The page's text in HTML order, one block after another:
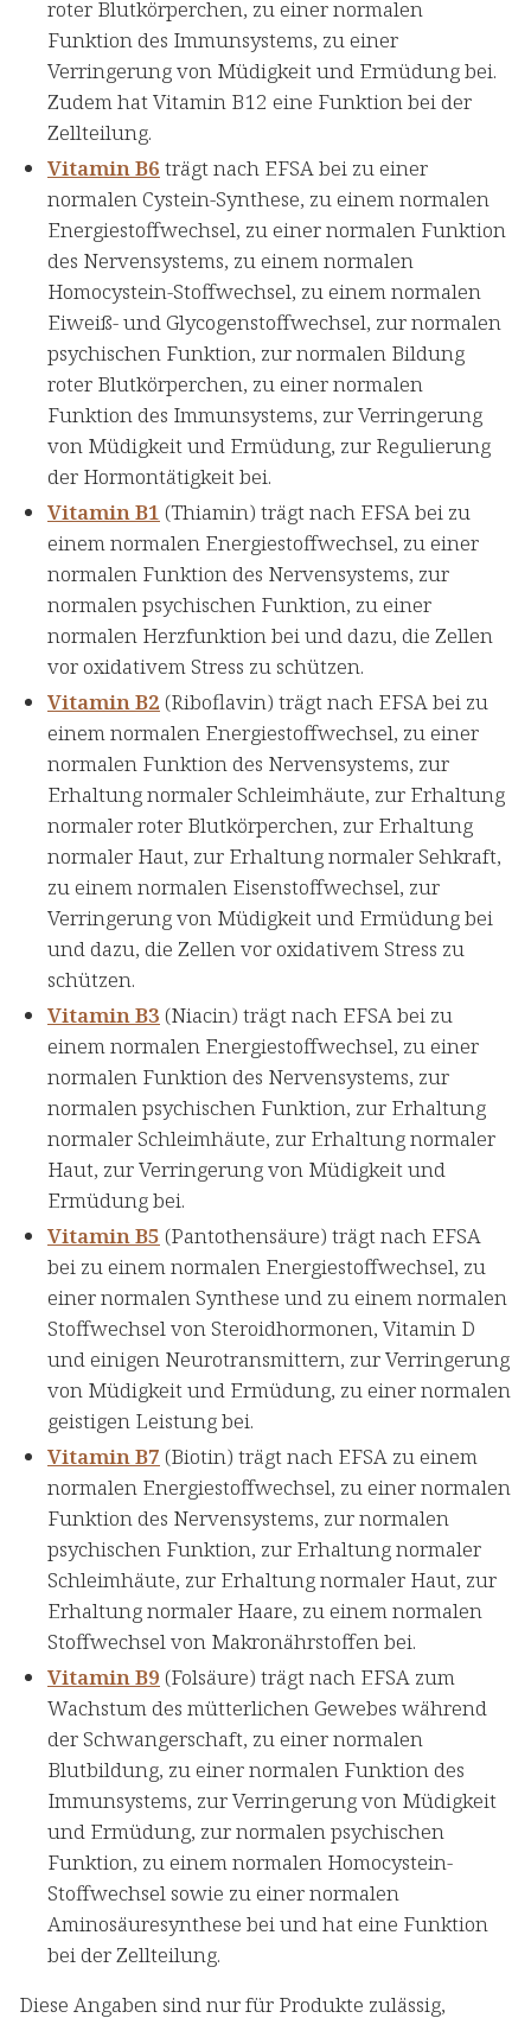
roter Blutkörperchen, zu einer normalen
Funktion des Immunsystems, zu einer
Verringerung von Müdigkeit und Ermüdung bei.
Zudem hat Vitamin B12 eine Funktion bei der
Zellteilung.
Vitamin B6 trägt nach EFSA bei zu einer
normalen Cystein-Synthese, zu einem normalen
Energiestoffwechsel, zu einer normalen Funktion
des Nervensystems, zu einem normalen
Homocystein-Stoffwechsel, zu einem normalen
Eiweiß- und Glycogenstoffwechsel, zur normalen
psychischen Funktion, zur normalen Bildung
roter Blutkörperchen, zu einer normalen
Funktion des Immunsystems, zur Verringerung
von Müdigkeit und Ermüdung, zur Regulierung
der Hormontätigkeit bei.
Vitamin B1 (Thiamin) trägt nach EFSA bei zu
einem normalen Energiestoffwechsel, zu einer
normalen Funktion des Nervensystems, zur
normalen psychischen Funktion, zu einer
normalen Herzfunktion bei und dazu, die Zellen
vor oxidativem Stress zu schützen.
Vitamin B2 (Riboflavin) trägt nach EFSA bei zu
einem normalen Energiestoffwechsel, zu einer
normalen Funktion des Nervensystems, zur
Erhaltung normaler Schleimhäute, zur Erhaltung
normaler roter Blutkörperchen, zur Erhaltung
normaler Haut, zur Erhaltung normaler Sehkraft,
zu einem normalen Eisenstoffwechsel, zur
Verringerung von Müdigkeit und Ermüdung bei
und dazu, die Zellen vor oxidativem Stress zu
schützen.
Vitamin B3 (Niacin) trägt nach EFSA bei zu
einem normalen Energiestoffwechsel, zu einer
normalen Funktion des Nervensystems, zur
normalen psychischen Funktion, zur Erhaltung
normaler Schleimhäute, zur Erhaltung normaler
Haut, zur Verringerung von Müdigkeit und
Ermüdung bei.
Vitamin B5 (Pantothensäure) trägt nach EFSA
bei zu einem normalen Energiestoffwechsel, zu
einer normalen Synthese und zu einem normalen
Stoffwechsel von Steroidhormonen, Vitamin D
und einigen Neurotransmittern, zur Verringerung
von Müdigkeit und Ermüdung, zu einer normalen
geistigen Leistung bei.
Vitamin B7 (Biotin) trägt nach EFSA zu einem
normalen Energiestoffwechsel, zu einer normalen
Funktion des Nervensystems, zur normalen
psychischen Funktion, zur Erhaltung normaler
Schleimhäute, zur Erhaltung normaler Haut, zur
Erhaltung normaler Haare, zu einem normalen
Stoffwechsel von Makronährstoffen bei.
Vitamin B9 (Folsäure) trägt nach EFSA zum
Wachstum des mütterlichen Gewebes während
der Schwangerschaft, zu einer normalen
Blutbildung, zu einer normalen Funktion des
Immunsystems, zur Verringerung von Müdigkeit
und Ermüdung, zur normalen psychischen
Funktion, zu einem normalen Homocystein-
Stoffwechsel sowie zu einer normalen
Aminosäuresynthese bei und hat eine Funktion
bei der Zellteilung.
Diese Angaben sind nur für Produkte zulässig,